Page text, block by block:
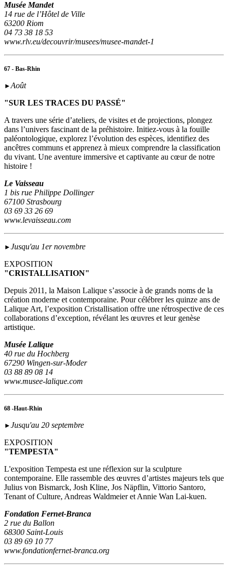
Musée Mandet
14 rue de l’Hôtel de Ville
63200 Riom
04 73 38 18 53
www.rlv.eu/decouvrir/musees/musee-mandet-1
67 - Bas-Rhin
►Août
"SUR LES TRACES DU PASSÉ"
A travers une série d’ateliers, de visites et de projections, plongez
dans l’univers fascinant de la préhistoire. Initiez-vous à la fouille
paléontologique, explorez l’évolution des espèces, identifiez des
ancêtres communs et apprenez à mieux comprendre la classification
du vivant. Une aventure immersive et captivante au cœur de notre
histoire !
Le Vaisseau
1 bis rue Philippe Dollinger
67100 Strasbourg
03 69 33 26 69
www.levaisseau.com
► Jusqu'au 1er novembre
EXPOSITION
"CRISTALLISATION"
Depuis 2011, la Maison Lalique s’associe à de grands noms de la
création moderne et contemporaine. Pour célébrer les quinze ans de
Lalique Art, l’exposition Cristallisation offre une rétrospective de ces
collaborations d’exception, révélant les œuvres et leur genèse
artistique.
Musée Lalique
40 rue du Hochberg
67290 Wingen-sur-Moder
03 88 89 08 14
www.musee-lalique.com
68 -Haut-Rhin
► Jusqu'au 20 septembre
EXPOSITION
"TEMPESTA"
L'exposition Tempesta est une réflexion sur la sculpture
contemporaine. Elle rassemble des œuvres d’artistes majeurs tels que
Julius von Bismarck, Josh Kline, Jos Näpflin, Vittorio Santoro,
Tenant of Culture, Andreas Waldmeier et Annie Wan Lai-kuen.
Fondation Fernet-Branca
2 rue du Ballon
68300 Saint-Louis
03 89 69 10 77
www.fondationfernet-branca.org